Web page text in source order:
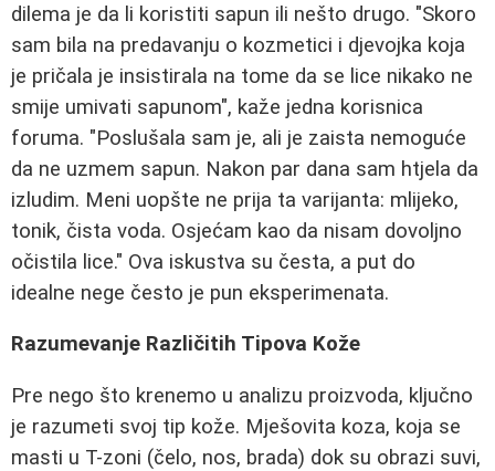
dilema je da li koristiti sapun ili nešto drugo. "Skoro
sam bila na predavanju o kozmetici i djevojka koja
je pričala je insistirala na tome da se lice nikako ne
smije umivati sapunom", kaže jedna korisnica
foruma. "Poslušala sam je, ali je zaista nemoguće
da ne uzmem sapun. Nakon par dana sam htjela da
izludim. Meni uopšte ne prija ta varijanta: mlijeko,
tonik, čista voda. Osjećam kao da nisam dovoljno
očistila lice." Ova iskustva su česta, a put do
idealne nege često je pun eksperimenata.
Razumevanje Različitih Tipova Kože
Pre nego što krenemo u analizu proizvoda, ključno
je razumeti svoj tip kože. Mješovita koza, koja se
masti u T-zoni (čelo, nos, brada) dok su obrazi suvi,